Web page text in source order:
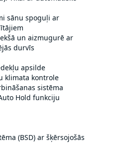
sānu spoguļi ar
un aizmugurē ar
durvīs
apsilde
klimata kontrole
sistēma
Hold funkciju
(BSD) ar šķērsojošās